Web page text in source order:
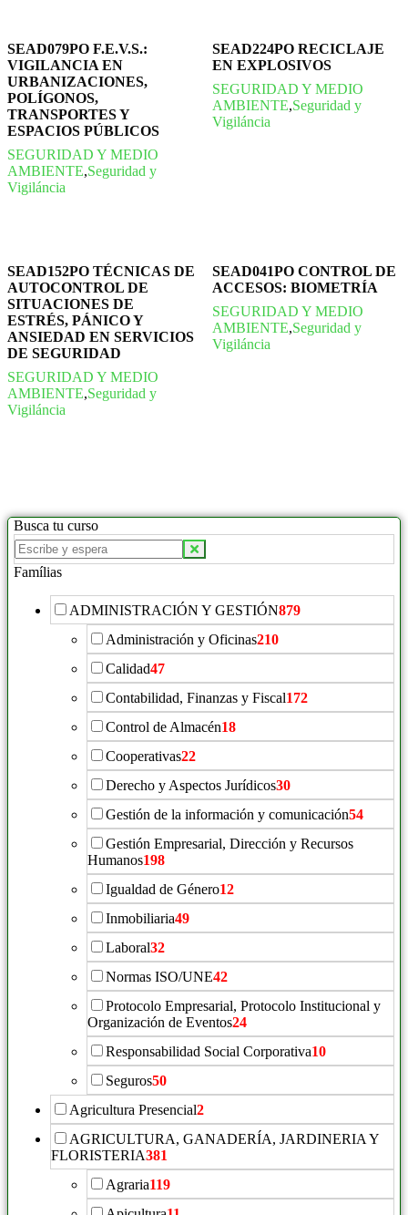
SEAD079PO F.E.V.S.:
VIGILANCIA EN
URBANIZACIONES,
POLÍGONOS,
TRANSPORTES Y
ESPACIOS PÚBLICOS
SEGURIDAD Y MEDIO
AMBIENTE,Seguridad y
Vigiláncia
SEAD224PO RECICLAJE
EN EXPLOSIVOS
SEGURIDAD Y MEDIO
AMBIENTE,Seguridad y
Vigiláncia
SEAD152PO TÉCNICAS DE
AUTOCONTROL DE
SITUACIONES DE
ESTRÉS, PÁNICO Y
ANSIEDAD EN SERVICIOS
DE SEGURIDAD
SEGURIDAD Y MEDIO
AMBIENTE,Seguridad y
Vigiláncia
SEAD041PO CONTROL DE
ACCESOS: BIOMETRÍA
SEGURIDAD Y MEDIO
AMBIENTE,Seguridad y
Vigiláncia
Busca tu curso
Buscar
productos:
Famílias
ADMINISTRACIÓN Y GESTIÓN879
Administración y Oficinas210
Calidad47
Contabilidad, Finanzas y Fiscal172
Control de Almacén18
Cooperativas22
Derecho y Aspectos Jurídicos30
Gestión de la información y comunicación54
Gestión Empresarial, Dirección y Recursos
Humanos198
Igualdad de Género12
Inmobiliaria49
Laboral32
Normas ISO/UNE42
Protocolo Empresarial, Protocolo Institucional y
Organización de Eventos24
Responsabilidad Social Corporativa10
Seguros50
Agricultura Presencial2
AGRICULTURA, GANADERÍA, JARDINERIA Y
FLORISTERIA381
Agraria119